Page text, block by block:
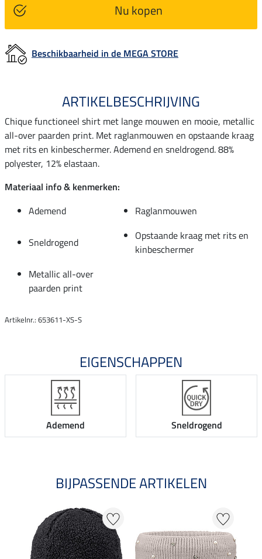
Nu kopen
Beschikbaarheid in de MEGA STORE
ARTIKELBESCHRIJVING
Chique functioneel shirt met lange mouwen en mooie, metallic
all-over paarden print. Met raglanmouwen en opstaande kraag
met rits en kinbeschermer. Ademend en sneldrogend. 88%
polyester, 12% elastaan.
Materiaal info & kenmerken:
Ademend
Raglanmouwen
Sneldrogend
Opstaande kraag met rits en
kinbeschermer
Metallic all-over
paarden print
Artikelnr.: 653611-XS-S
EIGENSCHAPPEN
Ademend Sneldrogend
BIJPASSENDE ARTIKELEN